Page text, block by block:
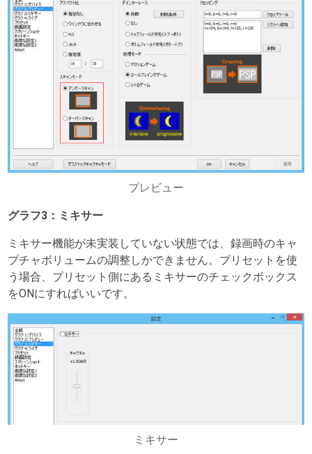
プレビュー
グラフ3：ミキサー
ミキサー機能が未実装していない状態では、録画時のキャ
プチャボリュームの調整しかできません。プリセットを使
う場合、プリセット側にあるミキサーのチェックボックス
をONにすればいいです。
ミキサー